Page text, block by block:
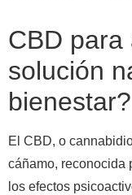
CBD
solución
bienestar?
El CBD, o
cáñamo, reconocida
los efectos